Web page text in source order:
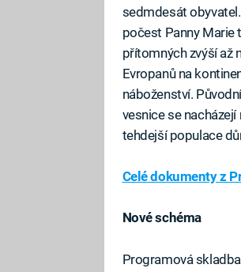
sedmdesát
počest Panny Marie
přítomných zvýší až
Evropanů na
náboženství.
vesnice se
tehdejší populace
Celé dokumenty z
Nové schéma
Programová